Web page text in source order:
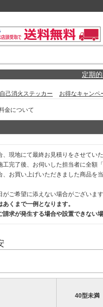
定期
自己消火ステッカー お得なキャンペ
金について
現地にて最終お見積りをさせていた
完了後、お伺いした担当者に全額
お買い上げいただきました商品を
ご希望に添えない場合がございます
くまで一例となります。
求が発生する場合や設置できない場
40型未満